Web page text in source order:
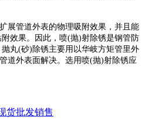
管道外表的物理吸附效果，并且能
效果。因此，喷(抛)射除锈是钢管防
丸(砂)除锈主要用以华岐方矩管里外
道外表面解决。选用喷(抛)射除锈应
货批发销售